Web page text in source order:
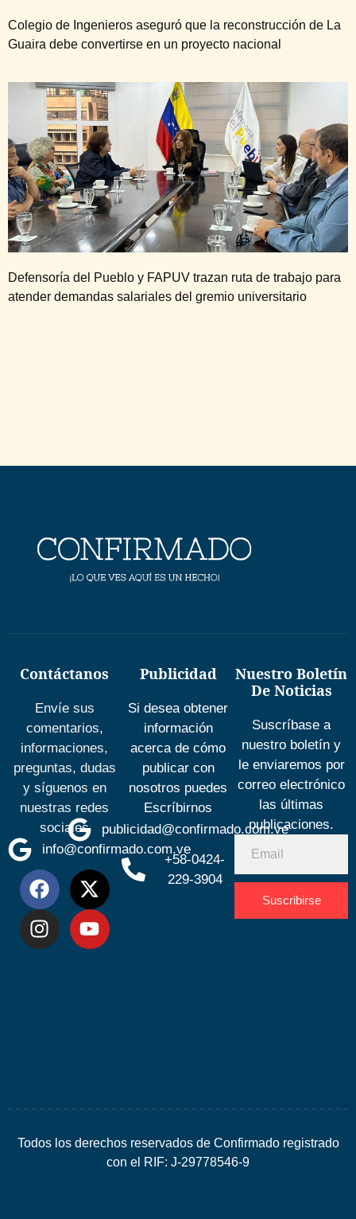
Colegio de Ingenieros aseguró que la reconstrucción de La
Guaira debe convertirse en un proyecto nacional
Defensoría del Pueblo y FAPUV trazan ruta de trabajo para
atender demandas salariales del gremio universitario
Contáctanos
Envíe sus
comentarios,
informaciones,
preguntas, dudas
y síguenos en
nuestras redes
sociales
info@confirmado.com.ve
Publicidad
Si desea obtener
información
acerca de cómo
publicar con
nosotros puedes
Escríbirnos
publicidad@confirmado.com.ve
+58-0424-
229-3904
Nuestro Boletín
De Noticias
Suscríbase a
nuestro boletín y
le enviaremos por
correo electrónico
las últimas
publicaciones.
Suscribirse
Todos los derechos reservados de Confirmado registrado
con el RIF: J-29778546-9